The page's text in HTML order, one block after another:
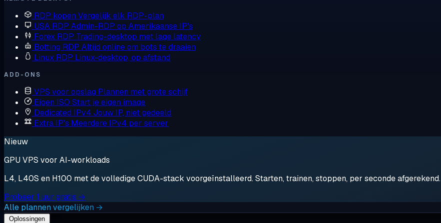
RDP kopen Vergelijk elk RDP-plan
USA RDP Admin-RDP op Amerikaanse IP's
Forex RDP Trading-desktop met lage latency
Botting RDP Altijd online om bots te draaien
Linux RDP Linux-desktop, op afstand
ADD-ONS
VPS voor opslag Plannen met grote schijf
Eigen ISO Start je eigen image
Dedicated IPv4 Jouw IP, niet gedeeld
Extra IP's Meerdere IPv4 per server
Nieuw
GPU VPS voor AI-workloads
L4, L40S en H100 met de volledige CUDA-stack voorgeïnstalleerd. Starten, trainen, stoppen, per seconde afgerekend.
Probeer 1 uur gratis →
Alle plannen vergelijken →